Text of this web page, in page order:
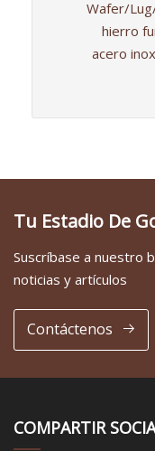
Wafer/
hierro
acero
Tu Estadio De
Suscríbase a nuestro
noticias y artículos
Contáctenos
COMPARTIR